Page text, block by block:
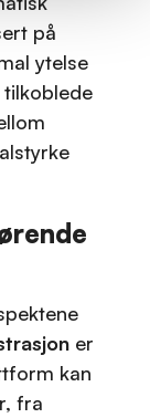
på
ytelse
er
kan
fra